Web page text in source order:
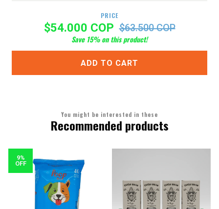
PRICE
$54.000 COP $63.500 COP
Save 15% on this product!
ADD TO CART
You might be interested in these
Recommended products
9%
OFF